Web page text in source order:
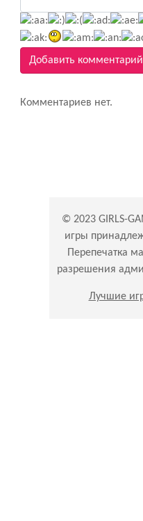
Добавить комментарий
Комментариев нет.
© 2023 GIRLS-
игры
Перепечатка
разрешения
Лучшие